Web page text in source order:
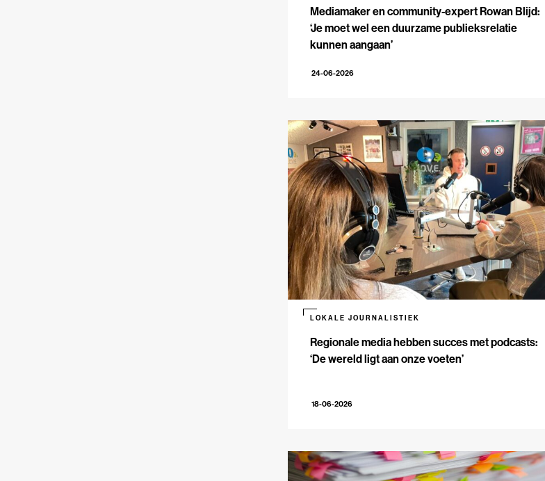
Mediamaker en community-expert Rowan Blijd:
‘Je moet wel een duurzame publieksrelatie
kunnen aangaan’
24-06-2026
Regionale media hebben succes met podcasts:
‘De wereld ligt aan onze voeten’
LOKALE JOURNALISTIEK
18-06-2026